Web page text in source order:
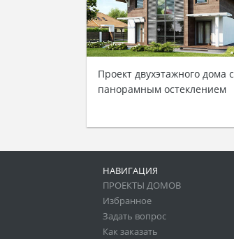
Проект двухэтажного дома с
панорамным остеклением
НАВИГАЦИЯ
ПРОЕКТЫ ДОМОВ
Избранное
Задать вопрос
Как заказать